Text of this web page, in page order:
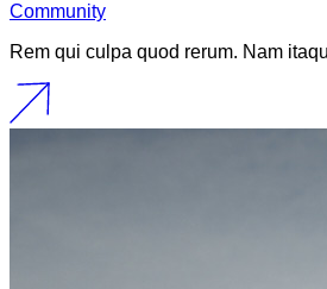
Community
Rem qui culpa quod rerum. Nam